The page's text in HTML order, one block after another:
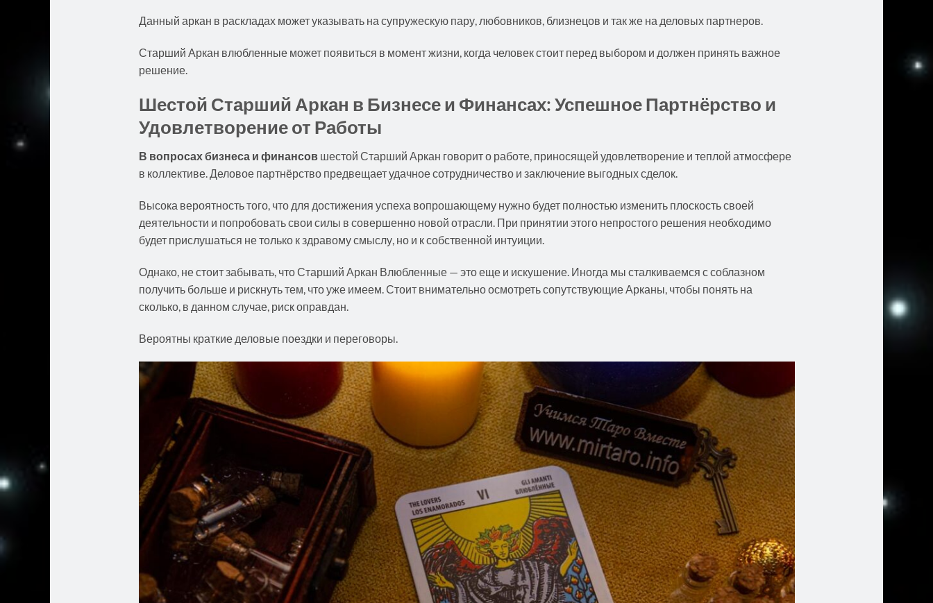
Данный аркан в раскладах может указывать на супружескую пару, любовников, близнецов и так же на деловых партнеров.
Старший Аркан влюбленные может появиться в момент жизни, когда человек стоит перед выбором и должен принять важное
решение.
Шестой Старший Аркан в Бизнесе и Финансах: Успешное Партнёрство и
Удовлетворение от Работы
В вопросах бизнеса и финансовшестой Старший Аркан говорит о работе, приносящей удовлетворение и теплой атмосфере
в коллективе. Деловое партнёрство предвещает удачное сотрудничество и заключение выгодных сделок.
Высока вероятность того, что для достижения успеха вопрошающему нужно будет полностью изменить плоскость своей
деятельности и попробовать свои силы в совершенно новой отрасли. При принятии этого непростого решения необходимо
будет прислушаться не только к здравому смыслу, но и к собственной интуиции.
Однако, не стоит забывать, что Старший Аркан Влюбленные — это еще и искушение. Иногда мы сталкиваемся с соблазном
получить больше и рискнуть тем, что уже имеем. Стоит внимательно осмотреть сопутствующие Арканы, чтобы понять на
сколько, в данном случае, риск оправдан.
Вероятны краткие деловые поездки и переговоры.